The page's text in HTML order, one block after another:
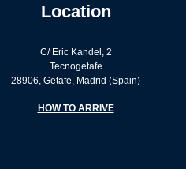
Location
C/ Eric Kandel, 2
Tecnogetafe
28906, Getafe, Madrid (Spain)
HOW TO ARRIVE